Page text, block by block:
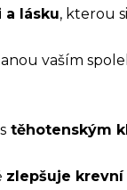
a lásku, kterou
vaším
těhotenským
zlepšuje krevní